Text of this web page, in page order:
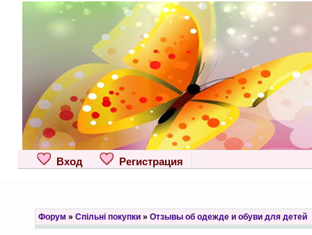
Вход Регистрация
Форум » Спільні покупки» Отзывы об одежде и обуви для детей